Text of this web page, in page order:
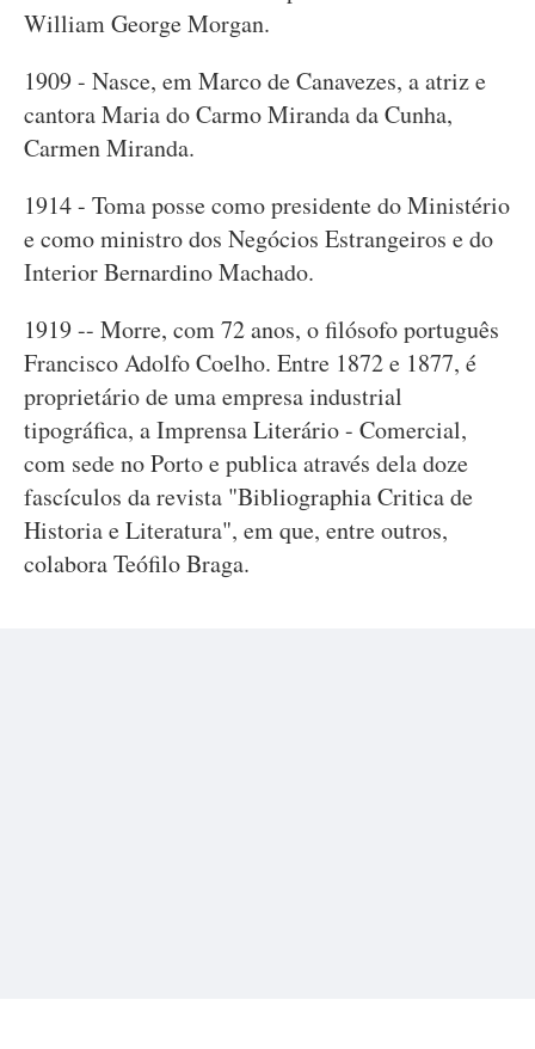
William George Morgan.
1909 - Nasce, em Marco de Canavezes, a atriz e
cantora Maria do Carmo Miranda da Cunha,
Carmen Miranda.
1914 - Toma posse como presidente do Ministério
e como ministro dos Negócios Estrangeiros e do
Interior Bernardino Machado.
1919 -- Morre, com 72 anos, o filósofo português
Francisco Adolfo Coelho. Entre 1872 e 1877, é
proprietário de uma empresa industrial
tipográfica, a Imprensa Literário - Comercial,
com sede no Porto e publica através dela doze
fascículos da revista "Bibliographia Critica de
Historia e Literatura", em que, entre outros,
colabora Teófilo Braga.